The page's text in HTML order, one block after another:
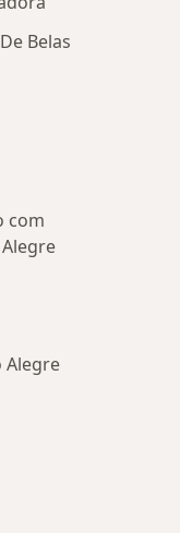
Belas
com
Alegre